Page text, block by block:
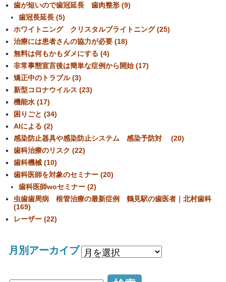
歯が短いので歯冠延長 歯肉整形 (9)
歯冠長延長 (5)
ホワイトニング クリスタルブライトニング (25)
治療には患者さんの協力が必要 (18)
無料は何もかもダメにする (4)
非常事態宣言後は簡単な症例から開始 (17)
矯正中のトラブル (3)
新型コロナウイルス (23)
機能水 (17)
困りごと (34)
AIによる (2)
感染防止器具や感染防止システム 感染予防対 (20)
歯科治療のリスク (22)
歯科機械 (10)
歯科医師を対象のセミナー (20)
歯科医師woセミナー (2)
虫歯歯周病 根管治療の最新症例 鶴見駅の歯医者｜北村歯科
(169)
レーザー (22)
月別アーカイブ